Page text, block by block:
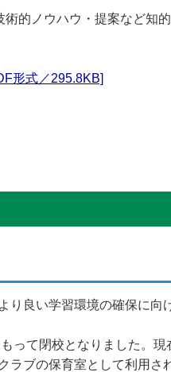
的ノウハウ・提案など知
形式／295.8KB]
良い学習環境の確保に向
って閉校となりました。
ブの保育室として利用さ